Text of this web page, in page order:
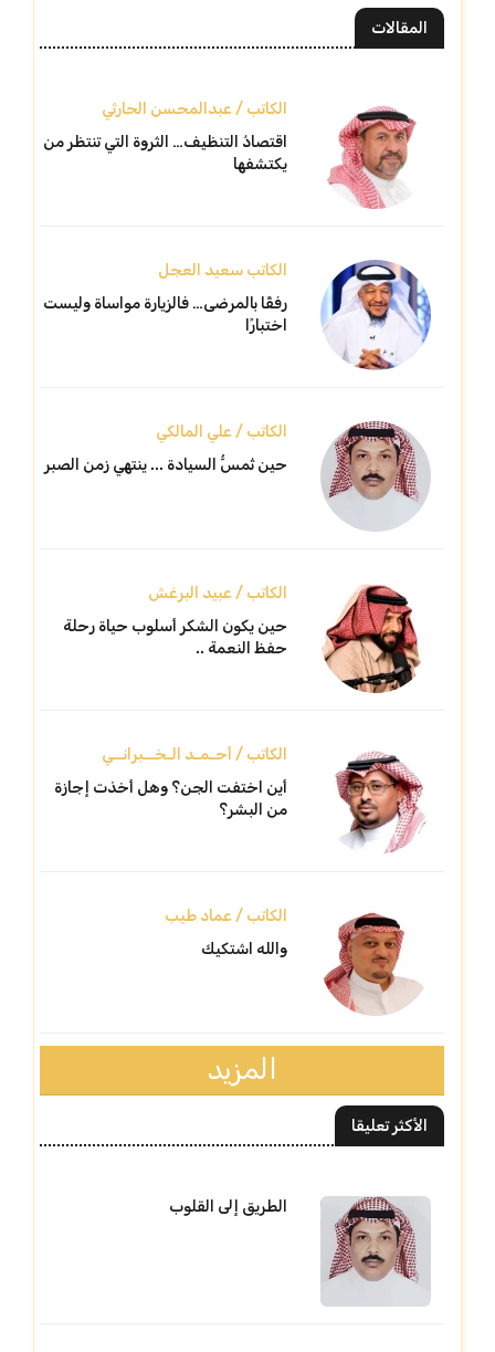
المقالات
الكاتب / عبدالمحسن الحارثي
اقتصادُ التنظيف… الثروة التي تنتظر من
يكتشفها
الكاتب سعيد العجل
رفقًا بالمرضى… فالزيارة مواساة وليست
اختبارًا
الكاتب / علي المالكي
حين تُمسُّ السيادة ... ينتهي زمن الصبر
الكاتب / عبيد البرغش
حين يكون الشكر أسلوب حياة رحلة
حفظ النعمة ..
الكاتب / أحـمـد الـخــبرانــي
أين اختفت الجن؟ وهل أخذت إجازة
من البشر؟
الكاتب / عماد طيب
والله اشتكيك
المزيد
الأكثر تعليقا
الطريق إلى القلوب